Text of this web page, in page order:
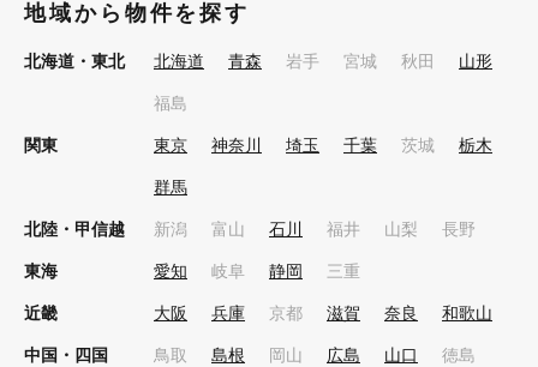
地域から物件を探す
北海道・東北 北海道 青森 岩手 宮城 秋田 山形
福島
関東 東京 神奈川 埼玉 千葉 茨城 栃木
群馬
北陸・甲信越 新潟 富山 石川 福井 山梨 長野
東海 愛知 岐阜 静岡 三重
近畿 大阪 兵庫 京都 滋賀 奈良 和歌山
中国・四国 鳥取 島根 岡山 広島 山口 徳島